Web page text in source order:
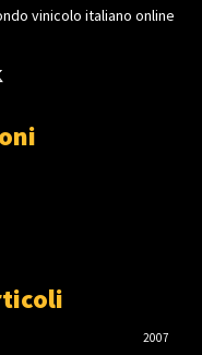
vinicolo italiano online
2007